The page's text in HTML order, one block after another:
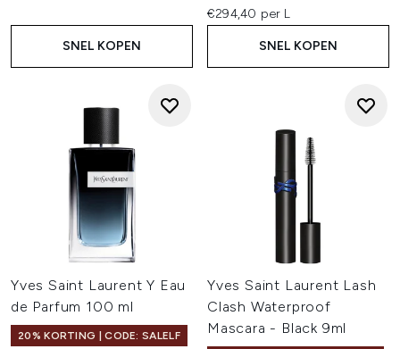
SNEL KOPEN
€294,40 per L
SNEL KOPEN
Yves Saint Laurent Y Eau
de Parfum 100 ml
20% KORTING | CODE: SALELF
Yves Saint Laurent Lash
Clash Waterproof
Mascara - Black 9ml